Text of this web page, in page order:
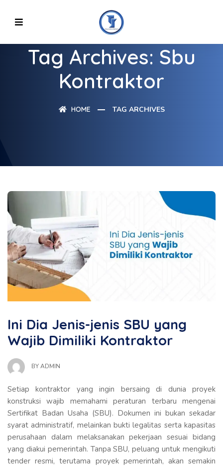
Tag Archives: Sbu
Kontraktor
HOME TAG ARCHIVES
Ini Dia Jenis-jenis SBU yang
Wajib Dimiliki Kontraktor
BYADMIN
Setiap kontraktor yang ingin bersaing di dunia proyek
konstruksi wajib memahami peraturan terbaru mengenai
Sertifikat Badan Usaha (SBU). Dokumen ini bukan sekadar
syarat administratif, melainkan bukti legalitas serta kapasitas
perusahaan dalam melaksanakan pekerjaan sesuai bidang
yang diakui pemerintah. Tanpa SBU, peluang untuk mengikuti
tender resmi, terutama proyek pemerintah, akan semakin